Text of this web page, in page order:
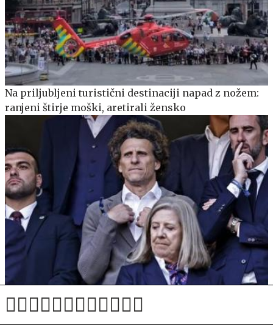
Na priljubljeni turistični destinaciji napad z nožem:
ranjeni štirje moški, aretirali žensko